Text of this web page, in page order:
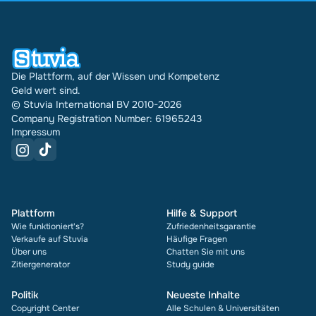
Die Plattform, auf der Wissen und Kompetenz
Geld wert sind.
© Stuvia International BV 2010-2026
Company Registration Number: 61965243
Impressum
Plattform
Wie funktioniert's?
Verkaufe auf Stuvia
Über uns
Zitiergenerator
Hilfe & Support
Zufriedenheitsgarantie
Häufige Fragen
Chatten Sie mit uns
Study guide
Politik
Copyright Center
Neueste Inhalte
Alle Schulen & Universitäten